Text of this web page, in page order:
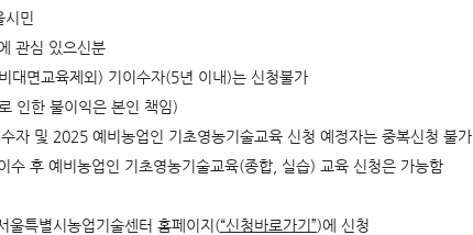
민
관심 있으신분
대면교육제외) 기이수자(5년 이내)는 신청불가
인한 불이익은 본인 책임)
자 및 2025 예비농업인 기초영농기술교육 신청 예정자는 중복신청 불가
수 후 예비농업인 기초영농기술교육(종합, 실습) 교육 신청은 가능함
특별시농업기술센터 홈페이지(“신청바로가기 ”)에 신청